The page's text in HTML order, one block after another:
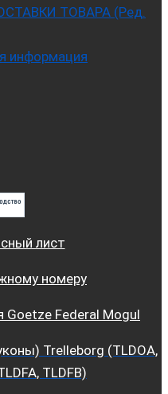
ТОВАРА (Ред.
информация
лист
номеру
Goetze Federal Mogul
Trelleborg (TLDOA,
TLDFB)